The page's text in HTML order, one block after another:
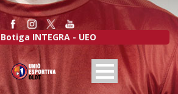
Botiga INTEGRA - UEO